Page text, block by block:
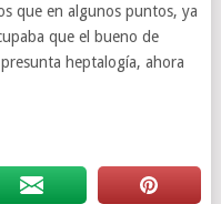
que en algunos puntos, ya
que el bueno de
heptalogía, ahora